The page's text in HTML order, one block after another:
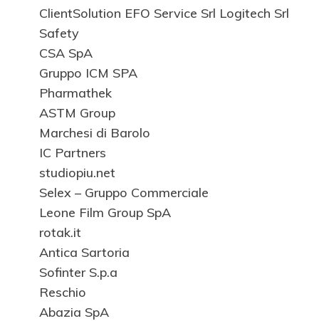
ClientSolution EFO Service Srl Logitech Srl
Safety
CSA SpA
Gruppo ICM SPA
Pharmathek
ASTM Group
Marchesi di Barolo
IC Partners
studiopiu.net
Selex – Gruppo Commerciale
Leone Film Group SpA
rotak.it
Antica Sartoria
Sofinter S.p.a
Reschio
Abazia SpA